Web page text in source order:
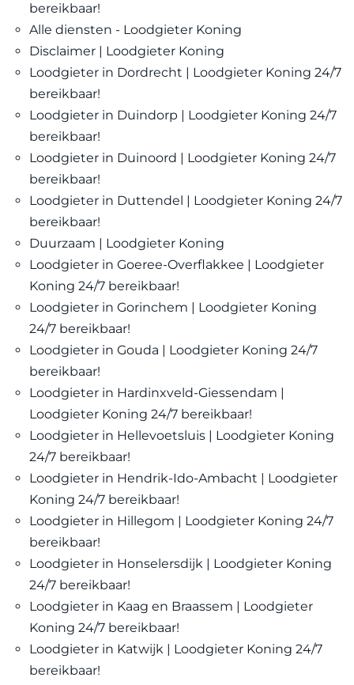
bereikbaar!
Alle diensten - Loodgieter Koning
Disclaimer | Loodgieter Koning
Loodgieter in Dordrecht | Loodgieter Koning 24/7
bereikbaar!
Loodgieter in Duindorp | Loodgieter Koning 24/7
bereikbaar!
Loodgieter in Duinoord | Loodgieter Koning 24/7
bereikbaar!
Loodgieter in Duttendel | Loodgieter Koning 24/7
bereikbaar!
Duurzaam | Loodgieter Koning
Loodgieter in Goeree-Overflakkee | Loodgieter
Koning 24/7 bereikbaar!
Loodgieter in Gorinchem | Loodgieter Koning
24/7 bereikbaar!
Loodgieter in Gouda | Loodgieter Koning 24/7
bereikbaar!
Loodgieter in Hardinxveld-Giessendam |
Loodgieter Koning 24/7 bereikbaar!
Loodgieter in Hellevoetsluis | Loodgieter Koning
24/7 bereikbaar!
Loodgieter in Hendrik-Ido-Ambacht | Loodgieter
Koning 24/7 bereikbaar!
Loodgieter in Hillegom | Loodgieter Koning 24/7
bereikbaar!
Loodgieter in Honselersdijk | Loodgieter Koning
24/7 bereikbaar!
Loodgieter in Kaag en Braassem | Loodgieter
Koning 24/7 bereikbaar!
Loodgieter in Katwijk | Loodgieter Koning 24/7
bereikbaar!